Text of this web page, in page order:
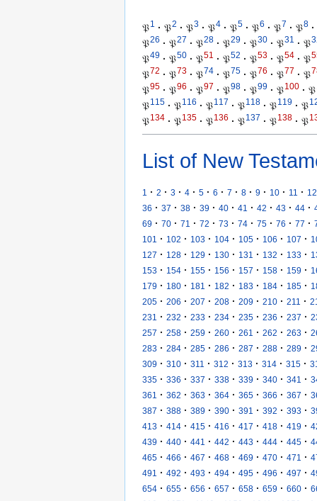
𝔓1 · 𝔓2 · 𝔓3 · 𝔓4 · 𝔓5 · 𝔓6 · 𝔓7 · 𝔓8 ·
𝔓26 · 𝔓27 · 𝔓28 · 𝔓29 · 𝔓30 · 𝔓31 · 𝔓
𝔓49 · 𝔓50 · 𝔓51 · 𝔓52 · 𝔓53 · 𝔓54 · 𝔓
𝔓72 · 𝔓73 · 𝔓74 · 𝔓75 · 𝔓76 · 𝔓77 · 𝔓
𝔓95 · 𝔓96 · 𝔓97 · 𝔓98 · 𝔓99 · 𝔓100 · 𝔓
𝔓115 · 𝔓116 · 𝔓117 · 𝔓118 · 𝔓119 · 𝔓
𝔓134 · 𝔓135 · 𝔓136 · 𝔓137 · 𝔓138 · 𝔓
List of New
1 · 2 · 3 · 4 · 5 · 6 · 7 · 8 · 9 · 10 · 11 · 12
36 · 37 · 38 · 39 · 40 · 41 · 42 · 43 · 44 ·
69 · 70 · 71 · 72 · 73 · 74 · 75 · 76 · 77 ·
101
· 102 · 103 · 104 · 105 · 106 · 107 ·
127 · 128 · 129 · 130 · 131 · 132 · 133 ·
153 · 154 · 155 · 156 · 157 · 158 · 159 ·
179 · 180 · 181 · 182 · 183 · 184 · 185 ·
205 · 206 · 207 · 208 · 209 · 210 · 211 ·
231
· 232 · 233 · 234 · 235 · 236 · 237 ·
257 · 258 · 259 · 260 · 261 · 262 · 263 ·
283 · 284 · 285 · 286 · 287 · 288 · 289 ·
309 · 310 · 311 · 312 · 313 · 314 · 315 ·
335 · 336 · 337 · 338 · 339 · 340 · 341 ·
361
· 362 · 363 · 364 · 365 · 366 · 367 ·
387 · 388 · 389 · 390 · 391 · 392 · 393 ·
413 · 414 · 415 · 416 · 417 · 418 · 419 ·
439 · 440 · 441 · 442 · 443 · 444 · 445 ·
465 · 466 · 467 · 468 · 469 · 470 · 471 ·
491
· 492 · 493 · 494 · 495 · 496 · 497 ·
654 · 655 · 656 · 657 · 658 · 659 · 660 ·